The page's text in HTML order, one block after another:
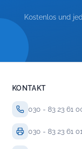
Kostenlos und
KONTAKT
030 - 83 23 61
030 - 83 23 61 01